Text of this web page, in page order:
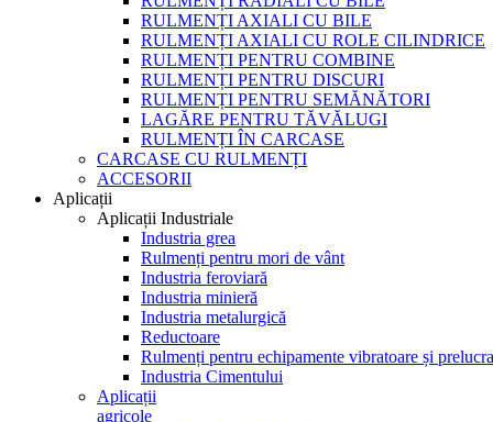
RULMENȚI AXIALI CU BILE
RULMENȚI AXIALI CU ROLE CILINDRICE
RULMENȚI PENTRU COMBINE
RULMENȚI PENTRU DISCURI
RULMENȚI PENTRU SEMĂNĂTORI
LAGĂRE PENTRU TĂVĂLUGI
RULMENȚI ÎN CARCASE
CARCASE CU RULMENȚI
ACCESORII
Aplicații
Aplicații Industriale
Industria grea
Rulmenți pentru mori de vânt
Industria feroviară
Industria minieră
Industria metalurgică
Reductoare
Rulmenți pentru echipamente vibratoare și
Industria Cimentului
Aplicații
agricole